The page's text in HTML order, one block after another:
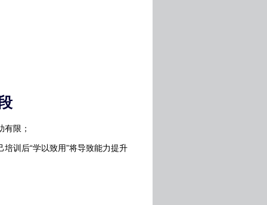
限；
训后“学以致用”将导致能力提升